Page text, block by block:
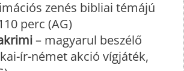
zenés bibliai témájú
perc (AG)
– magyarul beszélő
ír-német akció vígjáték,